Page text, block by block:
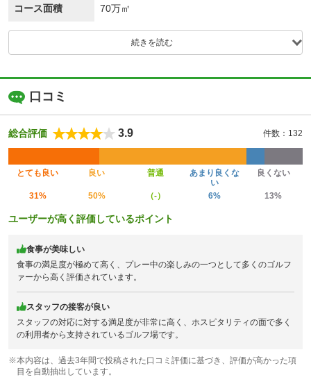
コース面積 70万㎡
続きを読む
口コミ
総合評価 3.9 件数：132
とても良い 良い 普通
あまり良くな
い
良くない
31% 50% （-） 6% 13%
ユーザーが高く評価しているポイント
食事が美味しい
食事の満足度が極めて高く、プレー中の楽しみの一つとして多くのゴルフ
ァーから高く評価されています。
スタッフの接客が良い
スタッフの対応に対する満足度が非常に高く、ホスピタリティの面で多く
の利用者から支持されているゴルフ場です。
※本内容は、過去3年間で投稿された口コミ評価に基づき、評価が高かった項
目を自動抽出しています。